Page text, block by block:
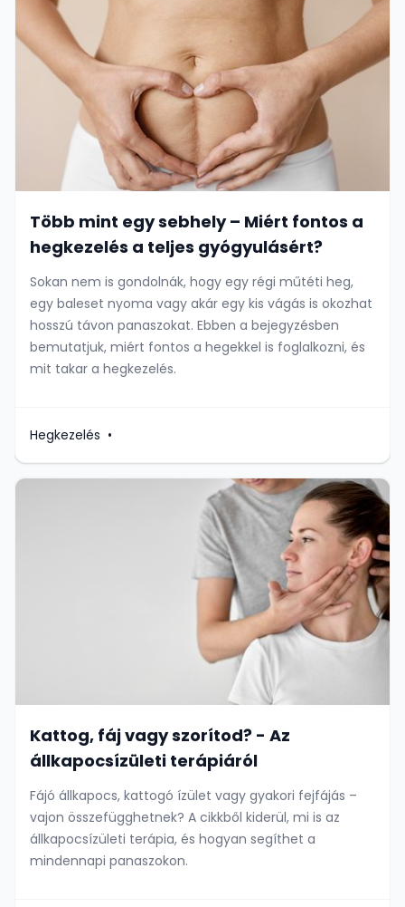
Több mint egy sebhely – Miért fontos a
hegkezelés a teljes gyógyulásért?
Sokan nem is gondolnák, hogy egy régi műtéti heg,
egy baleset nyoma vagy akár egy kis vágás is okozhat
hosszú távon panaszokat. Ebben a bejegyzésben
bemutatjuk, miért fontos a hegekkel is foglalkozni, és
mit takar a hegkezelés.
Hegkezelés •
Kattog, fáj vagy szorítod? - Az
állkapocsízületi terápiáról
Fájó állkapocs, kattogó ízület vagy gyakori fejfájás –
vajon összefügghetnek? A cikkből kiderül, mi is az
állkapocsízületi terápia, és hogyan segíthet a
mindennapi panaszokon.